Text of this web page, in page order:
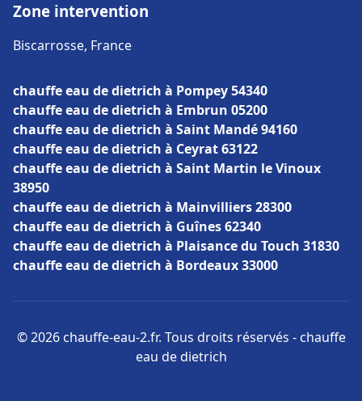
Zone intervention
Biscarrosse, France
chauffe eau de dietrich à Pompey 54340
chauffe eau de dietrich à Embrun 05200
chauffe eau de dietrich à Saint Mandé 94160
chauffe eau de dietrich à Ceyrat 63122
chauffe eau de dietrich à Saint Martin le Vinoux
38950
chauffe eau de dietrich à Mainvilliers 28300
chauffe eau de dietrich à Guînes 62340
chauffe eau de dietrich à Plaisance du Touch 31830
chauffe eau de dietrich à Bordeaux 33000
© 2026 chauffe-eau-2.fr. Tous droits réservés - chauffe
eau de dietrich